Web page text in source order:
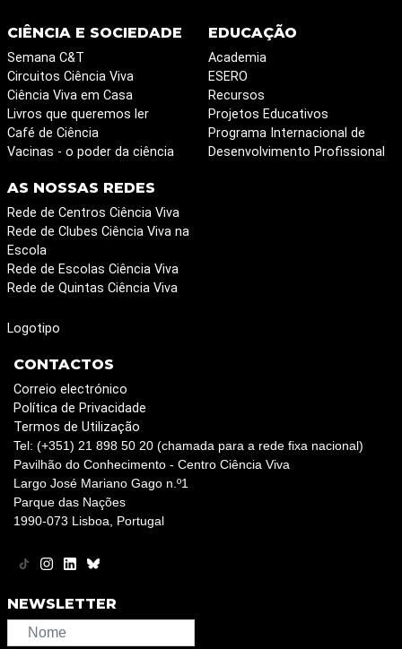
CIÊNCIA E SOCIEDADE
Semana C&T
Circuitos Ciência Viva
Ciência Viva em Casa
Livros que queremos ler
Café de Ciência
Vacinas - o poder da ciência
EDUCAÇÃO
Academia
ESERO
Recursos
Projetos Educativos
Programa Internacional de
Desenvolvimento Profissional
AS NOSSAS REDES
Rede de Centros Ciência Viva
Rede de Clubes Ciência Viva na
Escola
Rede de Escolas Ciência Viva
Rede de Quintas Ciência Viva
Logotipo
CONTACTOS
Correio electrónico
Política de Privacidade
Termos de Utilização
Tel: (+351) 21 898 50 20 (chamada para a rede fixa nacional)
Pavilhão do Conhecimento - Centro Ciência Viva
Largo José Mariano Gago n.º1
Parque das Nações
1990-073 Lisboa, Portugal
NEWSLETTER